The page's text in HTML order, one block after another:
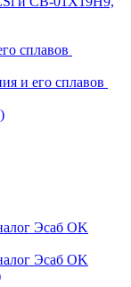
сплавов
и его сплавов
Эсаб OK
Эсаб OK